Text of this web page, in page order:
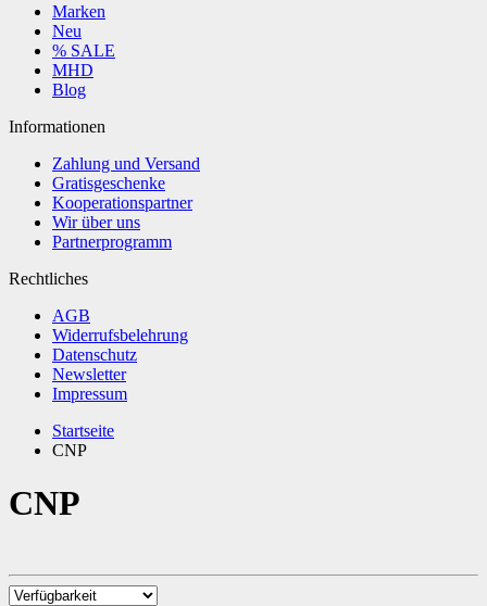
Marken
Neu
% SALE
MHD
Blog
Informationen
Zahlung und Versand
Gratisgeschenke
Kooperationspartner
Wir über uns
Partnerprogramm
Rechtliches
AGB
Widerrufsbelehrung
Datenschutz
Newsletter
Impressum
Startseite
CNP
CNP